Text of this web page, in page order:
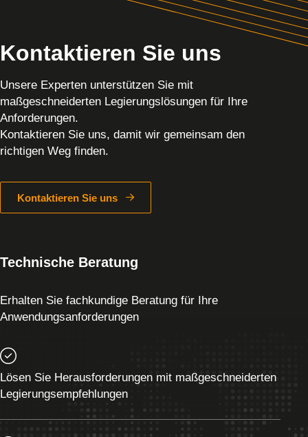
Kontaktieren Sie uns
Unsere Experten unterstützen Sie mit
maßgeschneiderten Legierungslösungen für Ihre
Anforderungen.
Kontaktieren Sie uns, damit wir gemeinsam den
richtigen Weg finden.
Kontaktieren Sie uns
Technische Beratung
Erhalten Sie fachkundige Beratung für Ihre
Anwendungsanforderungen
Lösen Sie Herausforderungen mit maßgeschneiderten
Legierungsempfehlungen